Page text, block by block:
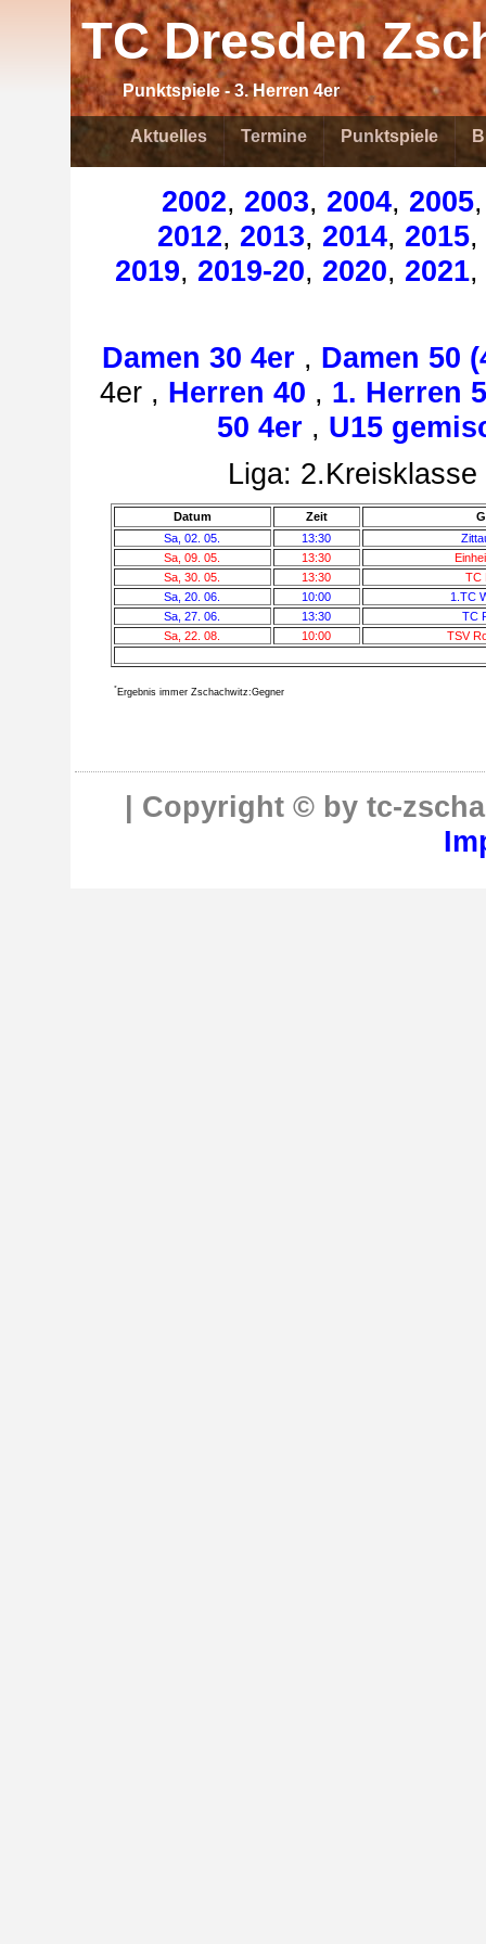
TC Dresden
Punktspiele - 3. Herren 4er
Aktuelles Termine Punktspiele
2002, 2003, 2004, 2005
2012, 2013, 2014, 2015,
2019, 2019-20, 2020, 2021,
Damen 30 4er, Damen 50
4er , Herren 40 , 1. Herren
50 4er, U15
Liga:
Datum Zeit
Sa, 02. 05.
13:30
Sa, 09. 05.
13:30
Sa, 30. 05.
13:30
TC
Sa, 20. 06.
10:00
1.TC
Sa, 27. 06.
13:30
TC
Sa, 22. 08.
10:00 TSV
*Ergebnis immer Zschachwitz:Gegner
| Copyright © by tc-